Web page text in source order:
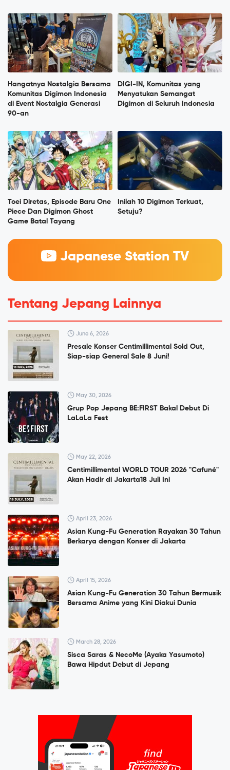
Hangatnya Nostalgia Bersama
Komunitas Digimon Indonesia
di Event Nostalgia Generasi
90-an
DIGI-IN, Komunitas yang
Menyatukan Semangat
Digimon di Seluruh Indonesia
Toei Diretas, Episode Baru One
Piece Dan Digimon Ghost
Game Batal Tayang
Inilah 10 Digimon Terkuat,
Setuju?
Japanese Station TV
Tentang Jepang Lainnya
June 6, 2026
Presale Konser Centimillimental Sold Out,
Siap-siap General Sale 8 Juni!
May 30, 2026
Grup Pop Jepang BE:FIRST Bakal Debut Di
LaLaLa Fest
May 22, 2026
Centimillimental WORLD TOUR 2026 "Cafuné"
Akan Hadir di Jakarta18 Juli Ini
April 23, 2026
Asian Kung-Fu Generation Rayakan 30 Tahun
Berkarya dengan Konser di Jakarta
April 15, 2026
Asian Kung-Fu Generation 30 Tahun Bermusik
Bersama Anime yang Kini Diakui Dunia
March 28, 2026
Sisca Saras & NecoMe (Ayaka Yasumoto)
Bawa Hipdut Debut di Jepang